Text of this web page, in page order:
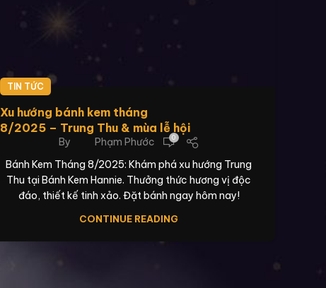
TIN TỨC
Xu hướng bánh kem tháng
8/2025 – Trung Thu & mùa lễ hội
By Phạm Phước 0
Bánh Kem Tháng 8/2025: Khám phá xu hướng Trung
Thu tại Bánh Kem Hannie. Thưởng thức hương vị độc
đáo, thiết kế tinh xảo. Đặt bánh ngay hôm nay!
CONTINUE READING